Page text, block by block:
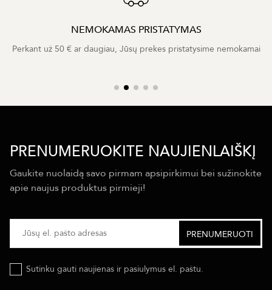
NEMOKAMAS PRISTATYMAS
Perkant už 50 € ar daugiau, Jūsų prekes pristatysime nemokamai
PRENUMERUOKITE NAUJIENLAIŠKĮ
Gaukite nuolaidą savo pirmam apsipirkimui bei sužinokite
apie naujus produktus pirmieji!
Sutinku gauti naujienas ir pasiulymus el. paštu.